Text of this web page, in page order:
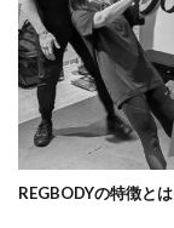
REGBODYの特徴と